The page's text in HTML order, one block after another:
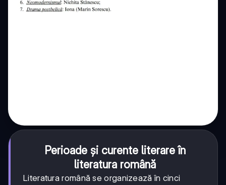
Perioade și curente literare în
literatura română
Literatura română se organizează în cinci